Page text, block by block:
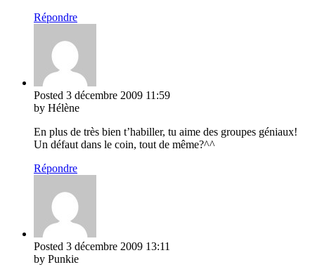
Répondre
Posted 3 décembre 2009 11:59
by Hélène
En plus de très bien t’habiller, tu aime des groupes géniaux!
Un défaut dans le coin, tout de même?^^
Répondre
Posted 3 décembre 2009 13:11
by Punkie